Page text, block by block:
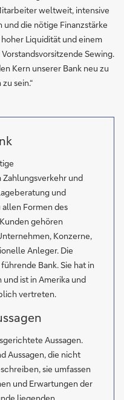
weltweit, intensive
die nötige Finanzstärke
Liquidität und einem
Sewing.
Kern unserer Bank neu zu
sein.“
Zahlungsverkehr und
und
Formen des
gehören
Konzerne,
Anleger. Die
Bank. Sie hat in
ist in Amerika und
vertreten.
Aussagen.
Aussagen, die nicht
sie umfassen
und Erwartungen der